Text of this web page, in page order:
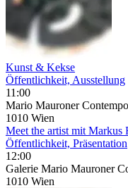
Kunst & Kekse
Öffentlichkeit, Ausstellung
11:00
Mario Mauroner
1010 Wien
Meet the artist mit Markus
Öffentlichkeit, Präsentation
12:00
Galerie Mario Mauroner
1010 Wien